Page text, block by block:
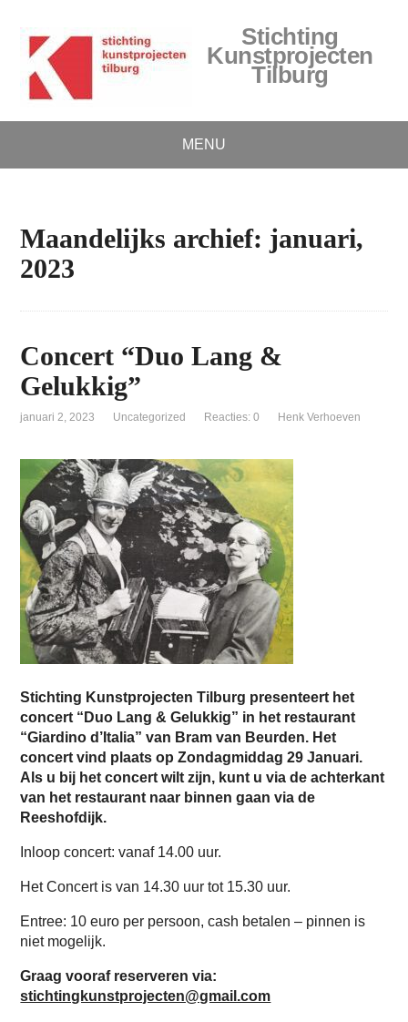
Stichting
Kunstprojecten
Tilburg
MENU
Maandelijks archief: januari,
2023
Concert “Duo Lang &
Gelukkig”
januari 2, 2023 Uncategorized Reacties: 0 Henk Verhoeven
Stichting Kunstprojecten Tilburg presenteert het
concert “Duo Lang & Gelukkig” in het restaurant
“Giardino d’Italia” van Bram van Beurden. Het
concert vind plaats op Zondagmiddag 29 Januari.
Als u bij het concert wilt zijn, kunt u via de achterkant
van het restaurant naar binnen gaan via de
Reeshofdijk.
Inloop concert: vanaf 14.00 uur.
Het Concert is van 14.30 uur tot 15.30 uur.
Entree: 10 euro per persoon, cash betalen – pinnen is
niet mogelijk.
Graag vooraf reserveren via:
stichtingkunstprojecten@gmail.com